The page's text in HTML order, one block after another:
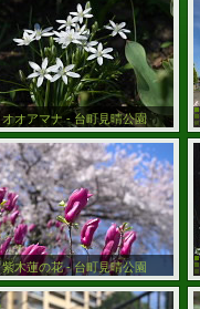
オオアマナ - 台町見晴公園
紫木蓮の花 - 台町見晴公園